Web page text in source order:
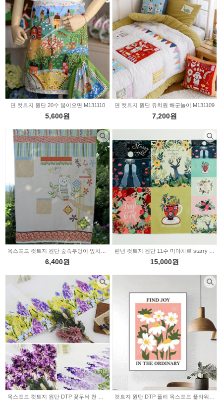
면 컷트지 원단 20수 봄이오면 M131110
5,600원
면 컷트지 원단 유치원 해군놀이 M131109
7,200원
6,400원 15,000원
옥스포드 컷트지 원단 DTP 꽃무늬 천 라인플라워 3type 349611 컷트지 원단 DTP 폴리 옥스포드 플라워 인테리어 9type a3420